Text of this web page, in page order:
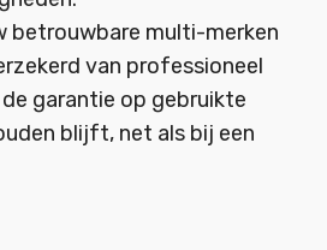
betrouwbare multi-merken
van professioneel
garantie op gebruikte
blijft, net als bij een